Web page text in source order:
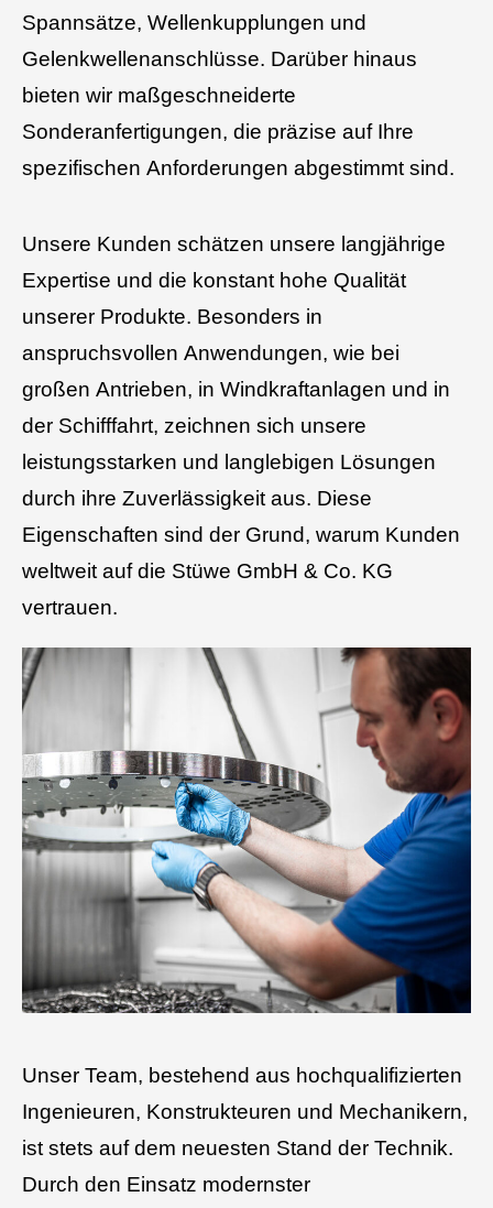
Spannsätze, Wellenkupplungen und
Gelenkwellenanschlüsse. Darüber hinaus
bieten wir maßgeschneiderte
Sonderanfertigungen, die präzise auf Ihre
spezifischen Anforderungen abgestimmt sind.
Unsere Kunden schätzen unsere langjährige
Expertise und die konstant hohe Qualität
unserer Produkte. Besonders in
anspruchsvollen Anwendungen, wie bei
großen Antrieben, in Windkraftanlagen und in
der Schifffahrt, zeichnen sich unsere
leistungsstarken und langlebigen Lösungen
durch ihre Zuverlässigkeit aus. Diese
Eigenschaften sind der Grund, warum Kunden
weltweit auf die Stüwe GmbH & Co. KG
vertrauen.
Unser Team, bestehend aus hochqualifizierten
Ingenieuren, Konstrukteuren und Mechanikern,
ist stets auf dem neuesten Stand der Technik.
Durch den Einsatz modernster